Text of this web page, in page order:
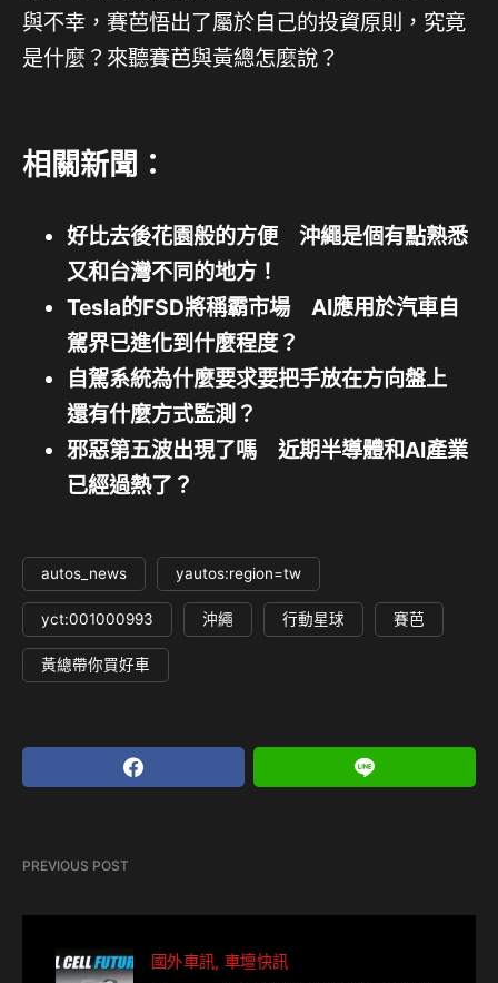
與不幸，賽芭悟出了屬於自己的投資原則，究竟
是什麼？來聽賽芭與黃總怎麼說？
相關新聞：
好比去後花園般的方便 沖繩是個有點熟悉
又和台灣不同的地方！
Tesla的FSD將稱霸市場 AI應用於汽車自
駕界已進化到什麼程度？
自駕系統為什麼要求要把手放在方向盤上
還有什麼方式監測？
邪惡第五波出現了嗎 近期半導體和AI產業
已經過熱了？
autos_news yautos:region=tw
yct:001000993 沖繩 行動星球 賽芭
黃總帶你買好車
PREVIOUS POST
國外車訊 車壇快訊